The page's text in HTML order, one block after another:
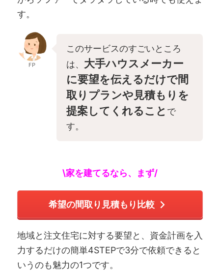
す。
FP
このサービスのすごいところ
は、 大手ハウスメーカー
に要望を伝えるだけで間
取りプランや見積もりを
提案してくれること で
す。
\家を建てるなら、まず/
希望の間取り見積もり比較
地域と注文住宅に対する要望と、資金計画を入
力するだけの簡単4STEPで3分で依頼できると
いうのも魅力の1つです。